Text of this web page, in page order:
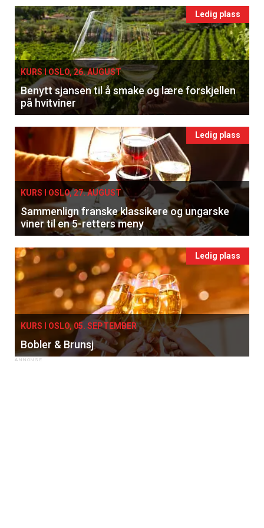
Ledig plass
KURS I OSLO, 26. AUGUST
Benytt sjansen til å smake og lære forskjellen
på hvitviner
Ledig plass
KURS I OSLO, 27. AUGUST
Sammenlign franske klassikere og ungarske
viner til en 5-retters meny
Ledig plass
KURS I OSLO, 05. SEPTEMBER
Bobler & Brunsj